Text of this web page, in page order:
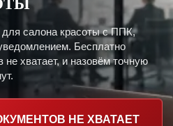
салона красоты с ППК,
Бесплатно
не хватает, и назовём точную
НЕ ХВАТАЕТ